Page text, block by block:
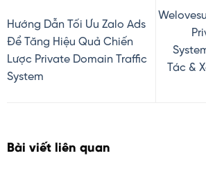
Hướng Dẫn Tối Ưu Zalo Ads
Để Tăng Hiệu Quả Chiến
Lược Private Domain Traffic
System
Tác &
Bài viết liên quan